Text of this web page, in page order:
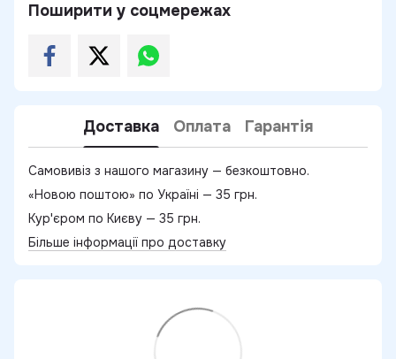
Поширити у соцмережах
Доставка Оплата Гарантія
Самовивіз з нашого магазину — безкоштовно.
«Новою поштою» по Україні — 35 грн.
Кур'єром по Києву — 35 грн.
Більше інформації про доставку